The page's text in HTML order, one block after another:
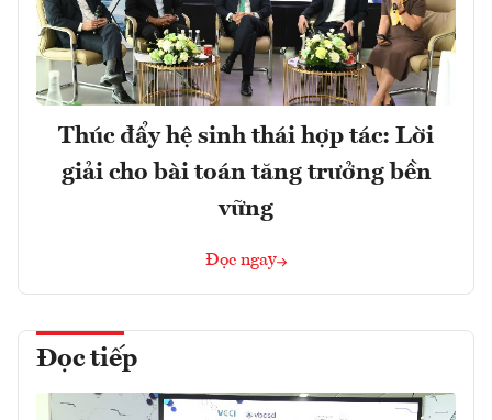
Thúc đẩy hệ sinh thái hợp tác: Lời
giải cho bài toán tăng trưởng bền
vững
Đọc ngay
Đọc tiếp